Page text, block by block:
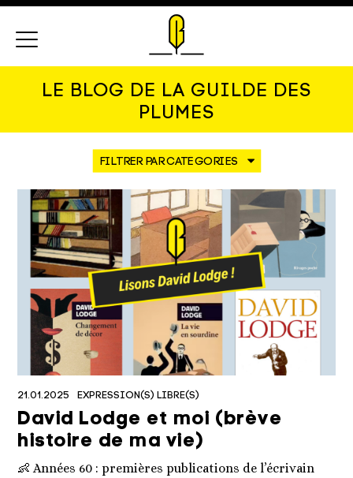
LE BLOG DE LA GUILDE DES
PLUMES
21.01.2025 EXPRESSION(S) LIBRE(S)
David Lodge et moi (brève
histoire de ma vie)
👶 Années 60 : premières publications de l’écrivain